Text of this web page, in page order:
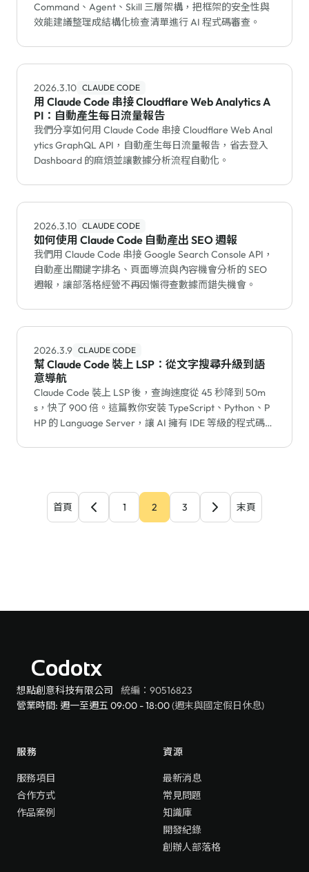
Command、Agent、Skill 三層架構，把框架的安全性與
效能建議整理成結構化檢查清單進行 AI 程式碼審查。
2026.3.10 CLAUDE CODE
用 Claude Code 串接 Cloudflare Web Analytics A
PI：自動產生每日流量報告
我們分享如何用 Claude Code 串接 Cloudflare Web Anal
ytics GraphQL API，自動產生每日流量報告，省去登入
Dashboard 的麻煩並讓數據分析流程自動化。
2026.3.10 CLAUDE CODE
如何使用 Claude Code 自動產出 SEO 週報
我們用 Claude Code 串接 Google Search Console API，
自動產出關鍵字排名、頁面導流與內容機會分析的 SEO
週報，讓部落格經營不再因懶得查數據而錯失機會。
2026.3.9 CLAUDE CODE
幫 Claude Code 裝上 LSP：從文字搜尋升級到語
意導航
Claude Code 裝上 LSP 後，查詢速度從 45 秒降到 50m
s，快了 900 倍。這篇教你安裝 TypeScript、Python、P
HP 的 Language Server，讓 AI 擁有 IDE 等級的程式碼導
首頁 1 2 3 末頁
Codotx
想點創意科技有限公司
統編：90516823
營業時間: 週一至週五 09:00 - 18:00(週末與國定假日休息)
服務
服務項目
合作方式
作品案例
資源
最新消息
常見問題
知識庫
開發紀錄
創辦人部落格